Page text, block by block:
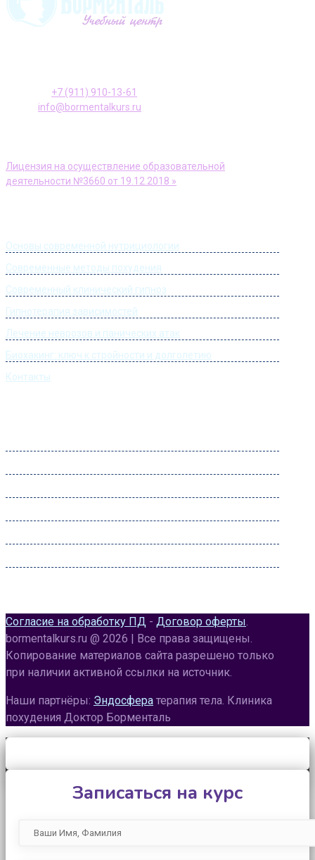
+7 (911) 910-13-61
info@bormentalkurs.ru
Лицензия на осуществление образовательной
деятельности №3660 от 19.12.2018 »
Основы современной нутрициологии
Современные методы похудения
Современный клинический гипноз
Гипнотерапия зависимостей
Лечение неврозов и панических атак
Биохакинг: ключ к стройности и долголетию
Контакты
Согласие на обработку ПД - Договор оферты.
bormentalkurs.ru @ 2026 | Все права защищены.
Копирование материалов сайта разрешено только
при наличии активной ссылки на источник.
Наши партнёры: Эндосфера терапия тела. Клиника
похудения Доктор Борменталь
Записаться на курс